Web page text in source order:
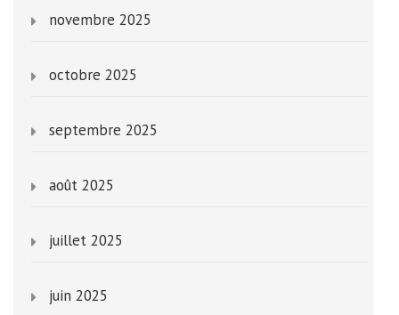
novembre 2025
octobre 2025
septembre 2025
août 2025
juillet 2025
juin 2025